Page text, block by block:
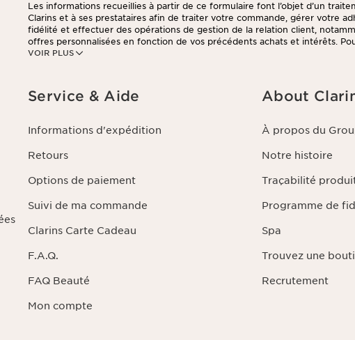
VOIR PLUS
Les informations recueillies à partir de ce formulaire font l’objet d’un
Clarins et à ses prestataires afin de traiter votre commande, gérer votre
fidélité et effectuer des opérations de gestion de la relation client,
offres personnalisées en fonction de vos précédents achats et intérêts.
consulter notre politique de respect de la vie privée.
Service & Aide
Informations d'expédition
Retours
Options de paiement
Suivi de ma commande
Clarins Carte Cadeau
F.A.Q.
FAQ Beauté
Mon compte
About
À propos du
Notre histoire
Traçabilité
Programme de
Spa
Trouvez une
Recrutement